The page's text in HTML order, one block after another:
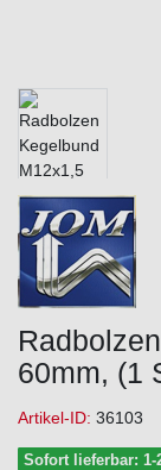
60mm, (1
Artikel-ID: 36103
Sofort lieferbar: 1-